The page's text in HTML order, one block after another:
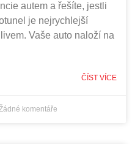
autem a řešíte, jestli
je nejrychlejší
Vaše auto naloží na
ČÍST VÍCE
komentáře